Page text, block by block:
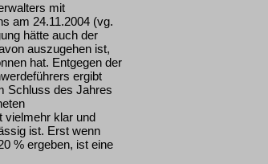
mit
am 24.11.2004 (vg.
hätte auch der
auszugehen ist,
hat. Entgegen der
ergibt
Schluss des Jahres
vielmehr klar und
ist. Erst wenn
% ergeben, ist eine